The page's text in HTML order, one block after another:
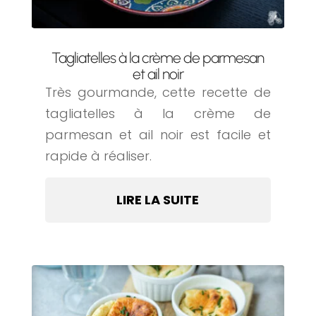
Tagliatelles à la crème de parmesan
et ail noir
Très gourmande, cette recette de
tagliatelles à la crème de
parmesan et ail noir est facile et
rapide à réaliser.
LIRE LA SUITE